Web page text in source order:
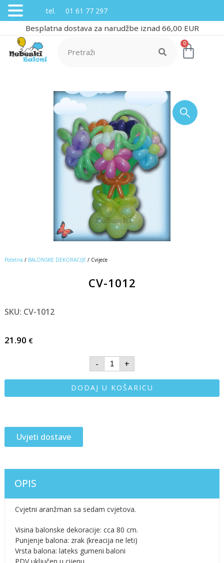
Besplatna dostava za narudžbe iznad 66,00 EUR
0
Početna / BALONSKE DEKORACIJE / Cvijeće
CV-1012
SKU: CV-1012
21.90 €
- +
DODAJ U KOŠARICU
Uvjeti dostave
OPIS
Cvjetni aranžman sa sedam cvjetova.
Visina balonske dekoracije: cca 80 cm.
Punjenje balona: zrak (kreacija ne leti)
Vrsta balona: lateks gumeni baloni
tel. 01 61 77 297